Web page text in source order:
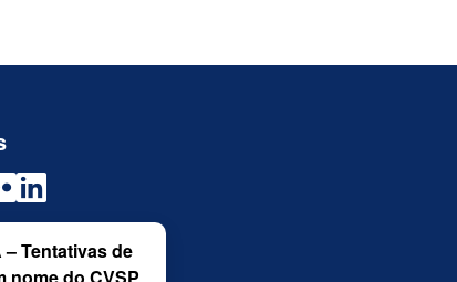
– Tentativas de